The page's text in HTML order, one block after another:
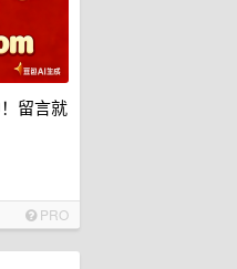
留言就
PRO